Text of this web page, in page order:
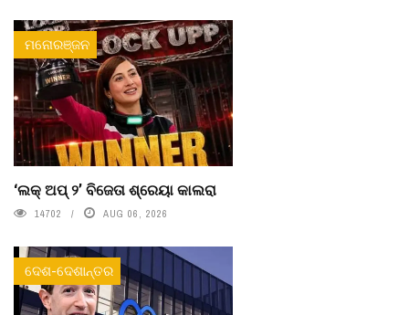
ମନୋରଞ୍ଜନ
‘ଲକ୍ ଅପ୍ ୨’ ବିଜେତା ଶ୍ରେୟା କାଲରା
14702 AUG 06, 2026
ଦେଶ-ଦେଶାନ୍ତର